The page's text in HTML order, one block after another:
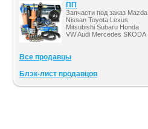
ПП
Запчасти под заказ Mazda
Nissan Toyota Lexus
Mitsubishi Subaru Honda
VW Audi Mercedes SKODA
Все продавцы
Блэк-лист продавцов